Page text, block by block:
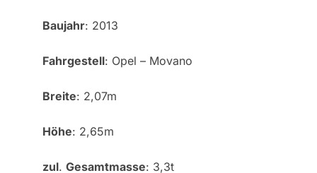
Baujahr: 2013
Fahrgestell: Opel – Movano
Breite: 2,07m
Höhe: 2,65m
zul. Gesamtmasse: 3,3t